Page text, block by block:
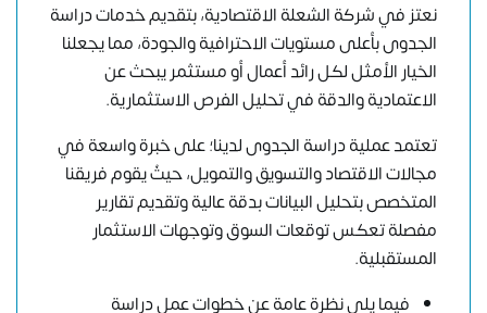
نعتز في شركة الشعلة الاقتصادية، بتقديم خدمات دراسة
الجدوى بأعلى مستويات الاحترافية والجودة، مما يجعلنا
الخيار الأمثل لكل رائد أعمال أو مستثمر يبحث عن
الاعتمادية والدقة في تحليل الفرص الاستثمارية.
تعتمد عملية دراسة الجدوى لدينا؛ على خبرة واسعة في
مجالات الاقتصاد والتسويق والتمويل، حيثُ يقوم فريقنا
المتخصص بتحليل البيانات بدقة عالية وتقديم تقارير
مفصلة تعكس توقعات السوق وتوجهات الاستثمار
المستقبلية.
فيما يلي نظرة عامة عن خطوات عمل دراسة